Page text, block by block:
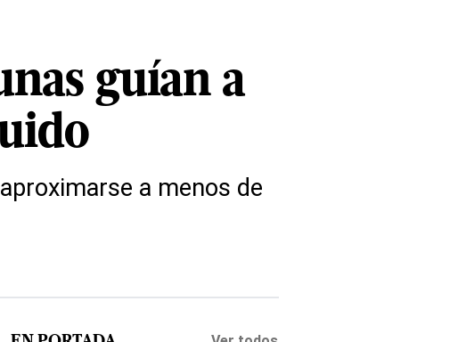
guían a
a menos de